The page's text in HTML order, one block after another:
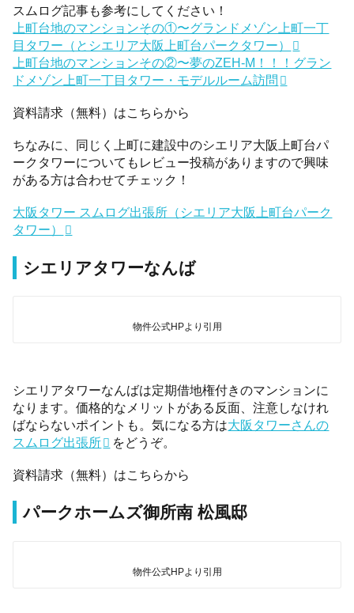
スムログ記事も参考にしてください！
上町台地のマンションその①〜グランドメゾン上町一丁
目タワー（とシエリア大阪上町台パークタワー）
上町台地のマンションその②〜夢のZEH-M！！！グラン
ドメゾン上町一丁目タワー・モデルルーム訪問
資料請求（無料）はこちらから
ちなみに、同じく上町に建設中のシエリア大阪上町台パ
ークタワーについてもレビュー投稿がありますので興味
がある方は合わせてチェック！
大阪タワー スムログ出張所（シエリア大阪上町台パーク
タワー）
シエリアタワーなんば
物件公式HPより引用
シエリアタワーなんばは定期借地権付きのマンションに
なります。価格的なメリットがある反面、注意しなけれ
ばならないポイントも。気になる方は大阪タワーさんの
スムログ出張所
をどうぞ。
資料請求（無料）はこちらから
パークホームズ御所南 松風邸
物件公式HPより引用